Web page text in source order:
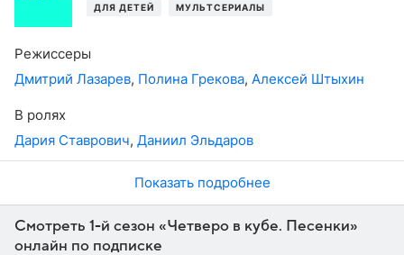
ДЛЯ ДЕТЕЙ МУЛЬТСЕРИАЛЫ
Режиссеры
Дмитрий Лазарев, Полина Грекова, Алексей Штыхин
В ролях
Дария Ставрович, Даниил Эльдаров
Показать подробнее
Смотреть 1-й сезон «Четверо в кубе. Песенки»
онлайн по подписке